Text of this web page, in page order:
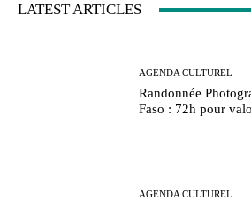
LATEST ARTICLES
AGENDA CULTUREL
Randonnée
Faso : 72h pour
AGENDA CULTUREL